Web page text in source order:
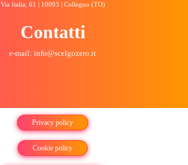
Via Italia, 61 | 10093 | Collegno (TO)
Contatti
e-mail: info@scelgozero.it
Privacy policy
Cookie policy